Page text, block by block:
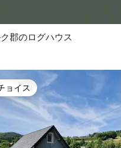
郡のログハウス
ストチョイスです。
ョイス